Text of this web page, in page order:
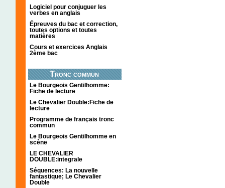
Logiciel pour conjuguer les
verbes en anglais
Épreuves du bac et correction,
toutes options et toutes
matières
Cours et exercices Anglais
2ème bac
Tronc commun
Le Bourgeois Gentilhomme:
Fiche de lecture
Le Chevalier Double:Fiche de
lecture
Programme de français tronc
commun
Le Bourgeois Gentilhomme en
scène
LE CHEVALIER
DOUBLE:integrale
Séquences: La nouvelle
fantastique; Le Chevalier
Double